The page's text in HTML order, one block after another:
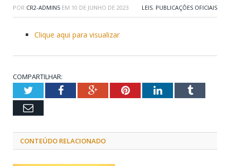
POR CR2-ADMIN5 EM 10 DE JUNHO DE 2023 LEIS, PUBLICAÇÕES OFICIAIS
Clique aqui para visualizar
COMPARTILHAR:
TwitterFacebookGoogle+PinterestLinkedInTumblr
Email
CONTEÚDO RELACIONADO